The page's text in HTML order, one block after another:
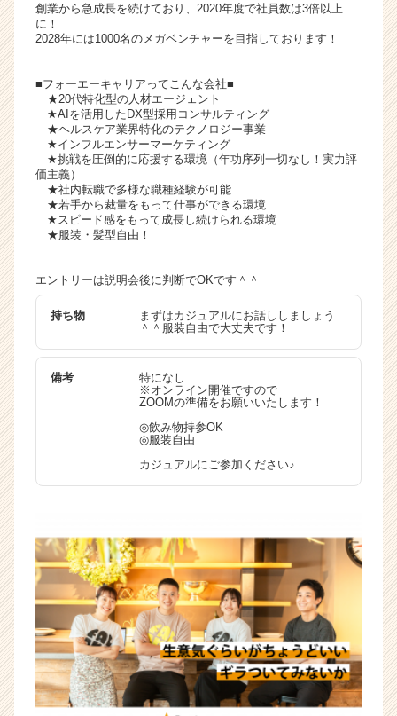
創業から急成長を続けており、2020年度で社員数は3倍以上
に！
2028年には1000名のメガベンチャーを目指しております！
■フォーエーキャリアってこんな会社■
★20代特化型の人材エージェント
★AIを活用したDX型採用コンサルティング
★ヘルスケア業界特化のテクノロジー事業
★インフルエンサーマーケティング
★挑戦を圧倒的に応援する環境（年功序列一切なし！実力評
価主義）
★社内転職で多様な職種経験が可能
★若手から裁量をもって仕事ができる環境
★スピード感をもって成長し続けられる環境
★服装・髪型自由！
エントリーは説明会後に判断でOKです＾＾
持ち物
まずはカジュアルにお話ししましょう
＾＾服装自由で大丈夫です！
備考
特になし
※オンライン開催ですので
ZOOMの準備をお願いいたします！
◎飲み物持参OK
◎服装自由
カジュアルにご参加ください♪